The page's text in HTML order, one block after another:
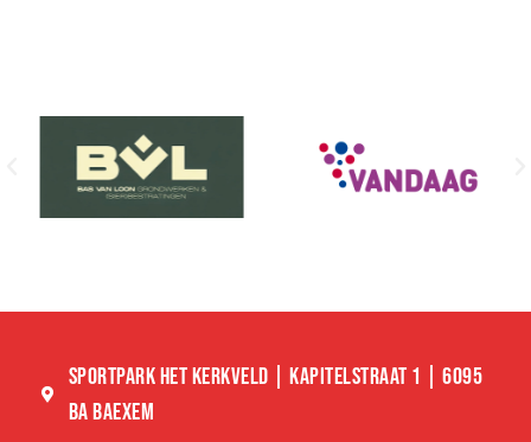
SPORTPARK HET KERKVELD | KAPITELSTRAAT 1 | 6095
BA BAEXEM